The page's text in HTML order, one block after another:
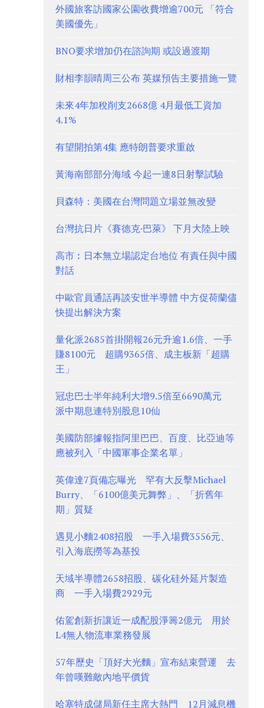
外國旅客訪國家公園收費增逾700元 「符合
美國優先」
BNO要求增加仍在諮詢期 或設過渡期
財相李韻晴周三公布 英媒預告主要措施一覽
未來4年加稅削支2668億 4月最低工資加
4.1%
有望開拍第4集 應特朗普要求重啟
黃海南部部分海域 今起一連8日射擊試驗
貝森特：美國在台灣問題立場並無改變
台灣抗日片《賽德克·巴萊》 下月大陸上映
高市︰日本無立場認定台地位 有責任與中國
對話
中歐官員通話再談安世半導體 中方促荷蘭儘
快提出解決方案
量化派2685首掛開報26元升逾1.6倍、一手
賺8100元 超購9365倍、成主板新「超購
王」
冠忠巴士半年純利大增9.5倍至6690萬元
派中期息連特別股息10仙
美國防部據報指阿里巴巴、百度、比亞迪等
應被列入「中國軍事企業名單」
英偉達7頁備忘曝光 罕有大反擊Michael
Burry、「6100億美元舞弊」、「折舊年
期」質疑
遇見小麵2408招股 一手入場費3556元、
引入海底撈等為基投
天域半導體2658招股、碳化硅外延片製造
商 一手入場費2929元
佑駕創新折讓近一成配股淨籌2億元 用於
L4無人物流車業務發展
57年歷史「頂好大光麵」宣布結束營運 去
年曾嘆難敵內地平價貨
哈塞特成儲局新任主席大熱門 12月減息機